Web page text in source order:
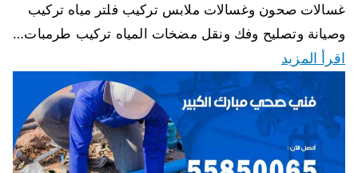
غسالات صحون وغسالات ملابس تركيب فلتر مياه تركيب
وصيانة وتصليح وفك ونقل مضخات المياه تركيب طرمبات…
اقرأ المزيد